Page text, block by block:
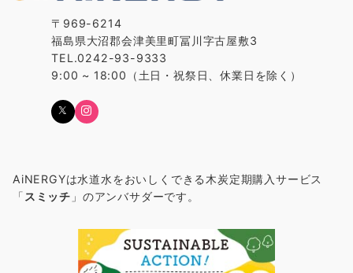
〒969-6214
福島県大沼郡会津美里町冨川字古屋敷3
TEL.0242-93-9333
9:00 ~ 18:00（土日・祝祭日、休業日を除く）
AiNERGYは水道水をおいしくできる木炭定期購入サービス
「 スミッチ 」のアンバサダーです。